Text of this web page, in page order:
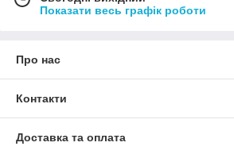
Показати весь графік роботи
Про нас
Контакти
Доставка та оплата